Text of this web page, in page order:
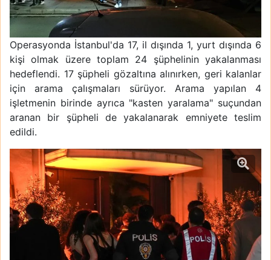
Operasyonda İstanbul'da 17, il dışında 1, yurt dışında 6
kişi olmak üzere toplam 24 şüphelinin yakalanması
hedeflendi. 17 şüpheli gözaltına alınırken, geri kalanlar
için arama çalışmaları sürüyor. Arama yapılan 4
işletmenin birinde ayrıca "kasten yaralama" suçundan
aranan bir şüpheli de yakalanarak emniyete teslim
edildi.